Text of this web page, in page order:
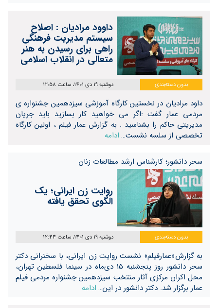
داوود مرادیان : اصلاح
سیستم مدیریت فرهنگی
راهی برای رسیدن به هنر
متعالی در انقلاب اسلامی
بدون دسته‌بندی دوشنبه 19 دی 1401، ساعت 12:58
داود مرادیان در نخستین کارگاه آموزشی سیزدهمین جشنواره ی
مردمی عمار گفت :اگر می خواهید کار بسازید باید جریان
مدیریتی حاکم را بشناسید . به گزارش عمار فیلم ، اولین کارگاه
تخصصی از سلسه نشست… ادامه
سحر دانشور؛ کارشناس ارشد مطالعات زنان
روایت زن ایرانی؛ یک
الگوی تحقق یافته
بدون دسته‌بندی دوشنبه 19 دی 1401، ساعت 12:44
به گزارش«عمارفیلم» نشست روایت زن ایرانی، با سخنرانی دکتر
سحر دانشور روز پنجشنبه 15 دی‌ماه در سینما فلسطین تهران،
محل اکران مرکزی آثار منتخب سیزدهمین جشنواره مردمی فیلم
عمار برگزار شد. دکتر دانشور در این… ادامه